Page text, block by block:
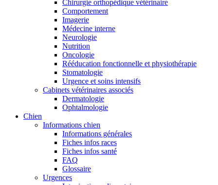
Chirurgie orthopédique vétérinaire
Comportement
Imagerie
Médecine interne
Neurologie
Nutrition
Oncologie
Rééducation fonctionnelle et physiothérapie
Stomatologie
Urgence et soins intensifs
Cabinets vétérinaires associés
Dermatologie
Ophtalmologie
Chien
Informations chien
Informations générales
Fiches infos races
Fiches infos santé
FAQ
Glossaire
Urgences